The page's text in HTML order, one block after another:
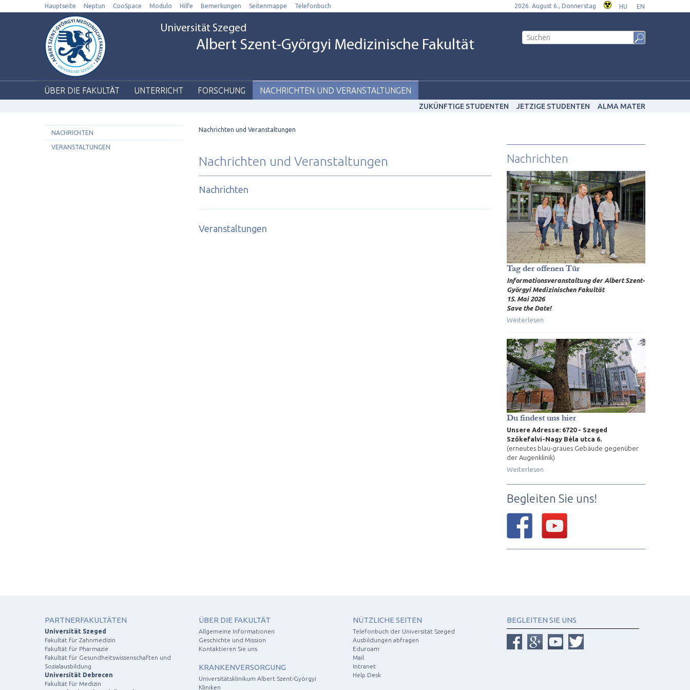
Hauptseite Neptun CooSpace Modulo Hilfe Bemerkungen Seitenmappe Telefonbuch 2026. August 6., Donnerstag HU EN
Universität Szeged
Albert Szent-Györgyi Medizinische Fakultät
ÜBER DIE FAKULTÄT UNTERRICHT FORSCHUNG NACHRICHTEN UND VERANSTALTUNGEN
ZUKÜNFTIGE STUDENTEN JETZIGE STUDENTEN ALMA MATER
NACHRICHTEN
VERANSTALTUNGEN
Nachrichten und Veranstaltungen
Nachrichten und Veranstaltungen
Nachrichten
Veranstaltungen
Nachrichten
Tag der offenen Tür
Informationsveranstaltung der Albert Szent-
Györgyi Medizinischen Fakultät
15. Mai 2026
Save the Date!
Weiterlesen
Du findest uns hier
Unsere Adresse: 6720 - Szeged
Szőkefalvi-Nagy Béla utca 6.
(erneutes blau-graues Gebäude gegenüber
der Augenklinik)
Weiterlesen
Begleiten Sie uns!
PARTNERFAKULTÄTEN
Universität Szeged
Fakultät für Zahnmedizin
Fakultät für Pharmazie
Fakultät für Gesundheitswissenschaften und
Sozialausbildung
Universität Debrecen
Fakultät für Medizin
ÜBER DIE FAKULTÄT
Allgemeine Informationen
Geschichte und Mission
Kontaktieren Sie uns
KRANKENVERSORGUNG
Universitätsklinikum Albert Szent-Györgyi
Kliniken
NÜTZLICHE SEITEN
Telefonbuch der Universität Szeged
Ausbildungen abfragen
Eduroam
Mail
Intranet
Help Desk
BEGLEITEN SIE UNS